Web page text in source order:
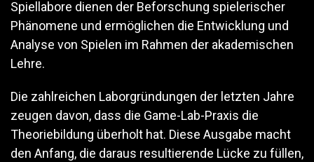
Spiellabore dienen der Beforschung spielerischer
Phänomene und ermöglichen die Entwicklung und
Analyse von Spielen im Rahmen der akademischen
Lehre.
Die zahlreichen Laborgründungen der letzten Jahre
zeugen davon, dass die Game-Lab-Praxis die
Theoriebildung überholt hat. Diese Ausgabe macht
den Anfang, die daraus resultierende Lücke zu füllen,